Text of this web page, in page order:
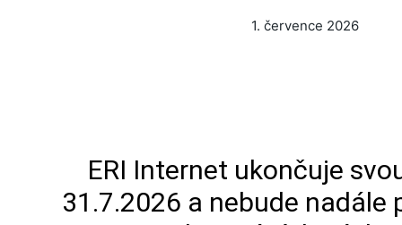
1. července 2026
ERI Internet ukončuje
31.7.2026 a nebude nadále